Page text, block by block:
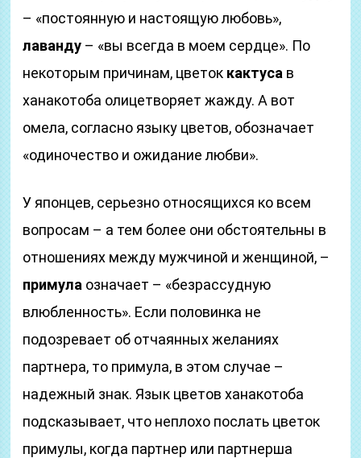
– «постоянную и настоящую любовь»,
лаванду – «вы всегда в моем сердце». По
некоторым причинам, цветок кактуса в
ханакотоба олицетворяет жажду. А вот
омела, согласно языку цветов, обозначает
«одиночество и ожидание любви».
У японцев, серьезно относящихся ко всем
вопросам – а тем более они обстоятельны в
отношениях между мужчиной и женщиной, –
примула означает – «безрассудную
влюбленность». Если половинка не
подозревает об отчаянных желаниях
партнера, то примула, в этом случае –
надежный знак. Язык цветов ханакотоба
подсказывает, что неплохо послать цветок
примулы, когда партнер или партнерша